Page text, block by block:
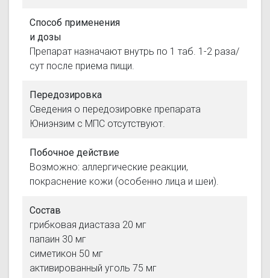
Способ применения
и дозы
Препарат назначают внутрь по 1 таб. 1-2 раза/
сут после приема пищи.
Передозировка
Сведения о передозировке препарата
Юниэнзим с МПС отсутствуют.
Побочное действие
Возможно: аллергические реакции,
покраснение кожи (особенно лица и шеи).
Состав
грибковая диастаза 20 мг
папаин 30 мг
симетикон 50 мг
активированный уголь 75 мг